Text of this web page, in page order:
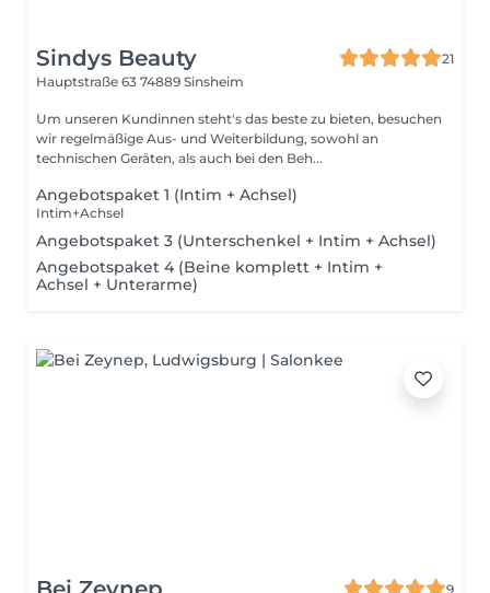
Sindys Beauty
21
Hauptstraße 63 74889 Sinsheim
Um unseren Kundinnen steht's das beste zu bieten, besuchen
wir regelmäßige Aus- und Weiterbildung, sowohl an
technischen Geräten, als auch bei den Beh...
Angebotspaket 1 (Intim + Achsel)
Intim+Achsel
Angebotspaket 3 (Unterschenkel + Intim + Achsel)
Angebotspaket 4 (Beine komplett + Intim +
Achsel + Unterarme)
9